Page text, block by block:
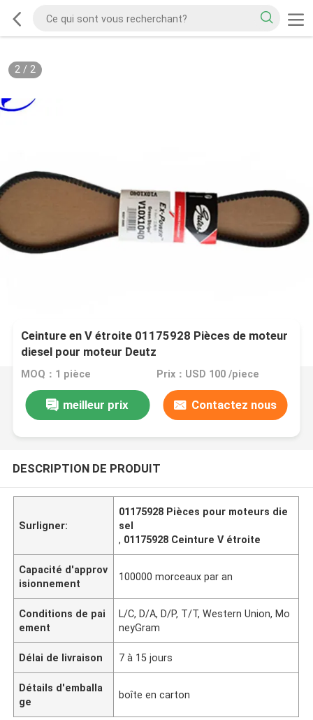
2/ 2
Ceinture en V étroite 01175928 Pièces de moteur
diesel pour moteur Deutz
MOQ：1 pièce Prix：USD 100 /piece
meilleur prix Contactez nous
DESCRIPTION DE PRODUIT
Surligner:
01175928 Pièces pour moteurs die
sel
, 01175928 Ceinture V étroite
Capacité d'approv
isionnement
100000 morceaux par an
Conditions de pai
ement
L/C, D/A, D/P, T/T, Western Union, Mo
neyGram
Délai de livraison 7 à 15 jours
Détails d'emballa
ge
boîte en carton